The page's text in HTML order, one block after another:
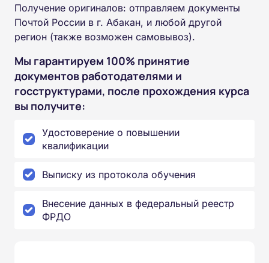
Получение оригиналов: отправляем документы
Почтой России в г. Абакан, и любой другой
регион (также возможен самовывоз).
Мы гарантируем 100% принятие
документов работодателями и
госструктурами, после прохождения курса
вы получите:
Удостоверение о повышении
квалификации
Выписку из протокола обучения
Внесение данных в федеральный реестр
ФРДО